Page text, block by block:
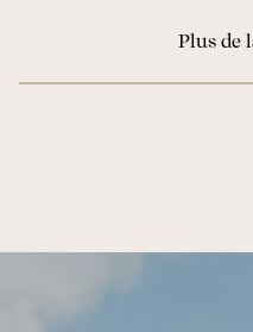
Plus de